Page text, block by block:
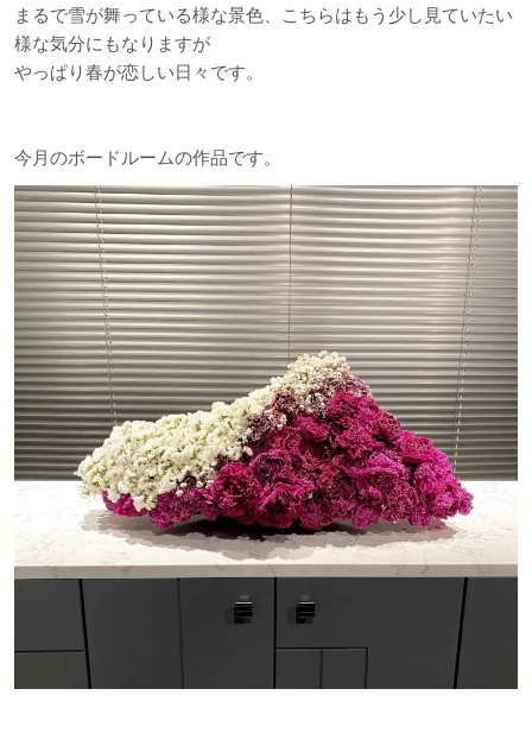
まるで雪が舞っている様な景色、こちらはもう少し見ていたい
様な気分にもなりますが
やっぱり春が恋しい日々です。
今月のボードルームの作品です。